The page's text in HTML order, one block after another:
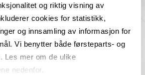
og riktig visning av
cookies for statistikk,
og innsamling av informasjon for
Vi benytter både førsteparts- og
Les mer om de ulike
nedenfor.